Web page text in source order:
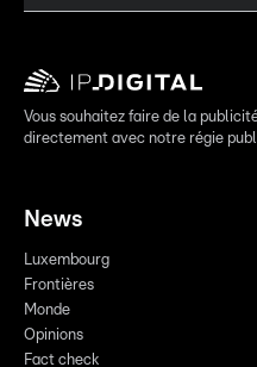
Vous souhaitez faire de la
directement avec notre régie
News
Luxembourg
Frontières
Monde
Opinions
Fact check